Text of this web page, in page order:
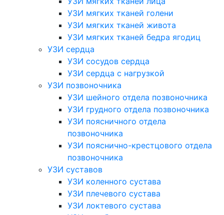
УЗИ мягких тканей голени
УЗИ мягких тканей живота
УЗИ мягких тканей бедра ягодиц
УЗИ сердца
УЗИ сосудов сердца
УЗИ сердца с нагрузкой
УЗИ позвоночника
УЗИ шейного отдела позвоночника
УЗИ грудного отдела позвоночника
УЗИ поясничного отдела
позвоночника
УЗИ пояснично-крестцового отдела
позвоночника
УЗИ суставов
УЗИ коленного сустава
УЗИ плечевого сустава
УЗИ локтевого сустава